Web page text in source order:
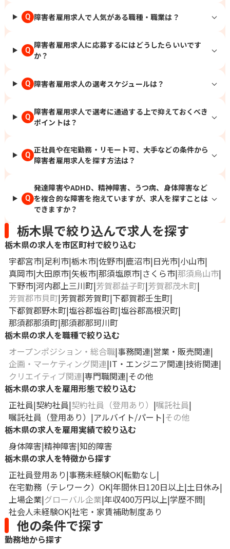
Q 障害者雇用求人で人気がある職種・職業は？
Q
障害者雇用求人に応募するにはどうしたらいいです
か？
Q 障害者雇用求人の選考スケジュールは？
Q
障害者雇用求人で選考に通過する上で抑えておくべき
ポイントは？
Q
正社員や在宅勤務・リモート可、大手などの条件から
障害者雇用求人を探す方法は？
Q
発達障害やADHD、精神障害、うつ病、身体障害など
を複合的な障害を抱えていますが、求人を探すことは
できますか？
栃木県で絞り込んで求人を探す
栃木県の求人を市区町村で絞り込む
宇都宮市 足利市 栃木市 佐野市 鹿沼市 日光市 小山市
真岡市 大田原市 矢板市 那須塩原市 さくら市 那須烏山市
下野市 河内郡上三川町 芳賀郡益子町 芳賀郡茂木町
芳賀郡市貝町 芳賀郡芳賀町 下都賀郡壬生町
下都賀郡野木町 塩谷郡塩谷町 塩谷郡高根沢町
那須郡那須町 那須郡那珂川町
栃木県の求人を職種で絞り込む
オープンポジション・総合職 事務関連 営業・販売関連
企画・マーケティング関連 IT・エンジニア関連 技術関連
クリエイティブ関連 専門職関連 その他
栃木県の求人を雇用形態で絞り込む
正社員 契約社員 契約社員（登用あり）
嘱託社員
嘱託社員（登用あり）
アルバイト/パート その他
栃木県の求人を雇用実績で絞り込む
身体障害 精神障害 知的障害
栃木県の求人を特徴から探す
正社員登用あり 事務未経験OK 転勤なし
在宅勤務（テレワーク）OK 年間休日120日以上 土日休み
上場企業 グローバル企業 年収400万円以上 学歴不問
社会人未経験OK 社宅・家賃補助制度あり
他の条件で探す
勤務地から探す